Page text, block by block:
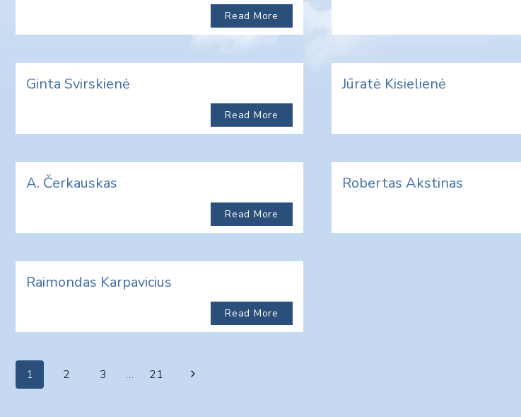
Read More
Ginta Svirskienė
Read More
Jūratė Kisielienė
A. Čerkauskas
Read More
Robertas Akstinas
Raimondas Karpavicius
Read More
Page
1 2 3 … 21
Next